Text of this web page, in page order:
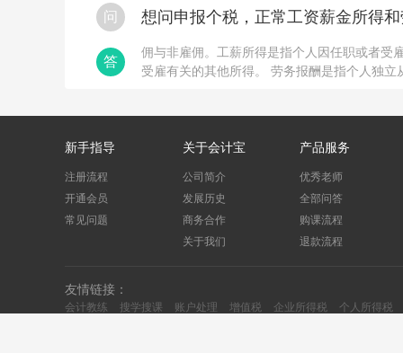
位协助处理。
想问申报个税，正常工资薪金所得
问
佣与非雇佣。工薪所得是指个人因任职或者受
受雇有关的其他所得。 劳务报酬是指个人独
答
新手指导
注册流程
开通会员
常见问题
关于会计宝
公司简介
发展历史
商务合作
关于我们
产品服务
优秀老师
全部问答
购课流程
退款流程
友情链接：
会计教练 搜学搜课 账户处理 增值税 企业所得税 个人所得税